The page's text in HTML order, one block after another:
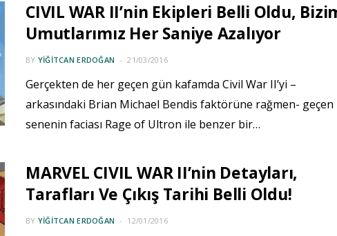
CIVIL WAR II’nin Ekipleri Belli Oldu,
Umutlarımız Her Saniye Azalıyor
BY YIĞITCAN ERDOĞAN 21/03/2016
Gerçekten de her geçen gün kafamda Civil War II’yi –
arkasındaki Brian Michael Bendis faktörüne rağmen- geçen
senenin faciası Rage of Ultron ile benzer bir…
MARVEL CIVIL WAR II’nin Detayları,
Tarafları Ve Çıkış Tarihi Belli Oldu!
BY YIĞITCAN ERDOĞAN 12/01/2016